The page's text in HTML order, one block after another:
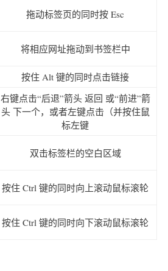
拖动标签页的同时按 Esc
将相应网址拖动到书签栏中
按住 Alt 键的同时点击链接
右键点击“后退”箭头 返回 或“前进”箭
头 下一个，或者左键点击（并按住鼠
标左键
双击标签栏的空白区域
按住 Ctrl 键的同时向上滚动鼠标滚轮
按住 Ctrl 键的同时向下滚动鼠标滚轮